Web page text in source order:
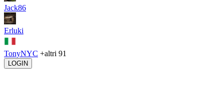
Jack86
Erluki
TonyNYC +altri 91
LOGIN